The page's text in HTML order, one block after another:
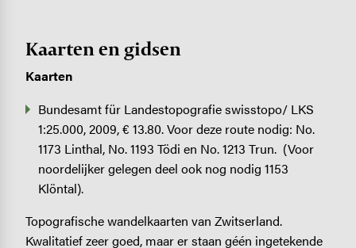
Kaarten en gidsen
Kaarten
Bundesamt für Landestopografie swisstopo/ LKS
1:25.000, 2009, € 13.80. Voor deze route nodig: No.
1173 Linthal, No. 1193 Tödi en No. 1213 Trun. (Voor
noordelijker gelegen deel ook nog nodig 1153
Klöntal).
Topografische wandelkaarten van Zwitserland.
Kwalitatief zeer goed, maar er staan géén ingetekende